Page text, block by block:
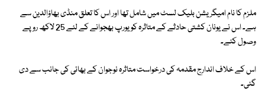
ملزم کا نام امیگریشن بلیک لسٹ میں شامل تھا اور اس کا تعلق منڈی بھاؤالدین سے
ہے۔ اس نے یونان کشتی حادثے کے متاثرہ کو یورپ بھجوانے کے لئے 25 لاکھ روپے
وصول کئے۔
اس کے خلاف اندارج مقدمہ کی درخواست متاثرہ نوجوان کے بھائی کی جانب سے دی
گئی۔